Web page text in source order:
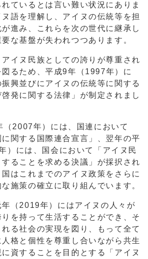
ているとは言い難い状況にありま
語を理解し、アイヌの伝統等を担
進み、これらを次の世代に継承し
な基盤が失われつつあります。
イヌ民族としての誇りが尊重され
図るため、平成9年（1997年）に
振興並びにアイヌの伝統等に関する
発に関する法律」が制定されまし
（2007年）には、国連において
に関する国際連合宣言」、翌年の平
）には、国会において「アイヌ民
ることを求める決議」が採択され
はこれまでのアイヌ政策をさらに
施策の確立に取り組んでいます。
年（2019年）にはアイヌの人々が
を持って生活することができ、そ
る社会の実現を図り、もって全て
格と個性を尊重し合いながら共生
資することを目的とする「アイヌ